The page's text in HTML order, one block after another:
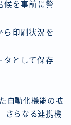
候を事前に警
ら印刷状況を
タとして保存
自動化機能の拡
さらなる連携機